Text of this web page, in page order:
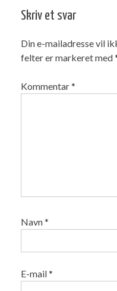
Skriv et svar
Din e-mailadresse vil
felter er markeret med
Kommentar*
Navn*
E-mail*